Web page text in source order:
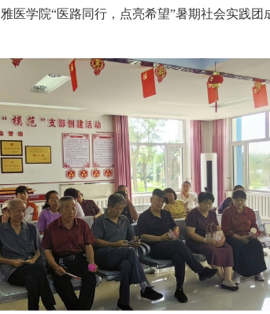
医学院“医路同行，点亮希望”暑期社会实践